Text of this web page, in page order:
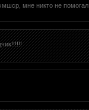
мне никто не помогал